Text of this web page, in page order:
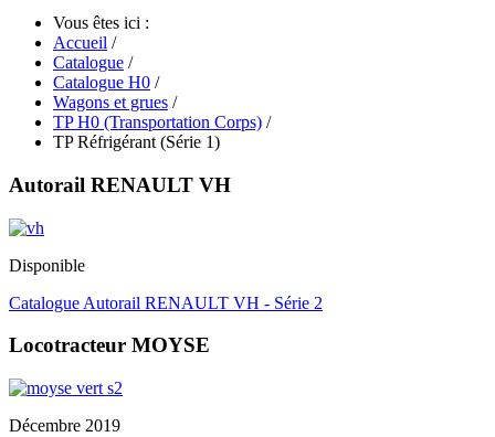
Vous êtes ici :
Accueil /
Catalogue /
Catalogue H0 /
Wagons et grues /
TP H0 (Transportation Corps) /
TP Réfrigérant (Série 1)
Autorail RENAULT VH
Disponible
Catalogue Autorail RENAULT VH - Série 2
Locotracteur MOYSE
Décembre 2019